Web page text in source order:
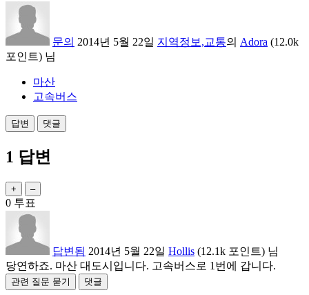
문의 2014년 5월 22일 지역정보,교통의 Adora (12.0k
포인트) 님
마산
고속버스
1 답변
0 투표
답변됨 2014년 5월 22일 Hollis (12.1k 포인트) 님
당연하죠. 마산 대도시입니다. 고속버스로 1번에 갑니다.